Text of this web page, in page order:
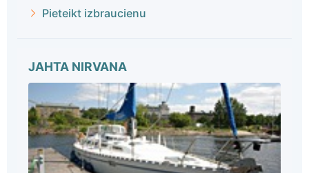
Pieteikt izbraucienu
JAHTA NIRVANA